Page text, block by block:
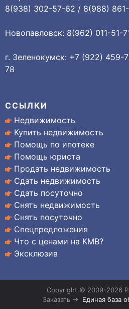
8(938) 302-57-62 / 8(988)
Новопавловск: 8(962) 011-51-
г. Зеленокумск: +7 (922)
78
ССЫЛКИ
Недвижимость
Купить недвижимость
Помощь по ипотеке
Помощь юриста
Продать недвижимость
Сдать недвижимость
Сдать посуточно
Снять недвижимость
Снять посуточно
Спецпредложения
Что с ценами на КМВ?
Эксклюзив
Copyright © 2009-2026
Заказать → Единая база